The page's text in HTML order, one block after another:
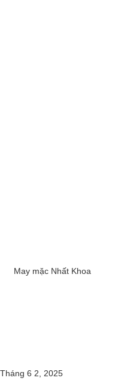
May mặc Nhất Khoa
Tháng 6 2, 2025